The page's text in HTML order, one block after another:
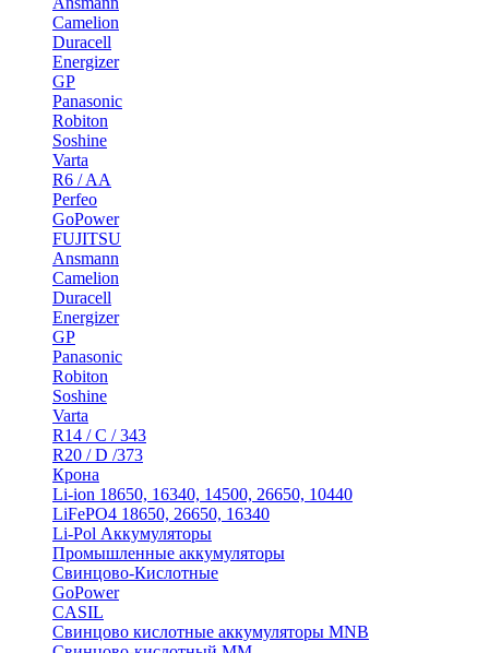
Camelion
Duracell
Energizer
GP
Panasonic
Robiton
Soshine
Varta
R6 / AA
Perfeo
GoPower
FUJITSU
Ansmann
Camelion
Duracell
Energizer
GP
Panasonic
Robiton
Soshine
Varta
R14 / C / 343
R20 / D /373
Крона
Li-ion 18650, 16340, 14500, 26650, 10440
LiFePO4 18650, 26650, 16340
Li-Pol Аккумуляторы
Промышленные аккумуляторы
Свинцово-Кислотные
GoPower
CASIL
Свинцово кислотные аккумуляторы MNB